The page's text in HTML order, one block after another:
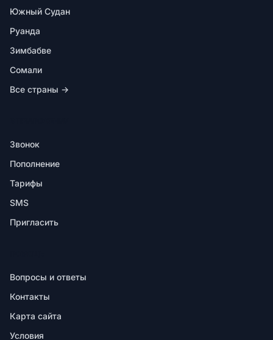
Южный Судан
Руанда
Зимбабве
Сомали
Все страны →
Звонок
Пополнение
Тарифы
SMS
Пригласить
Вопросы и ответы
Контакты
Карта сайта
Условия